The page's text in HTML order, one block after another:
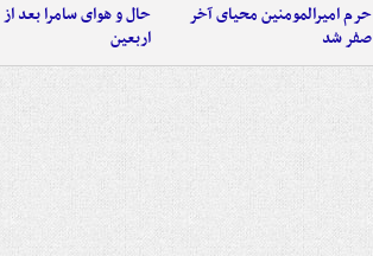
حرم امیرالمومنین محیای آخر
صفر شد
حال و هوای سامرا بعد از
اربعین